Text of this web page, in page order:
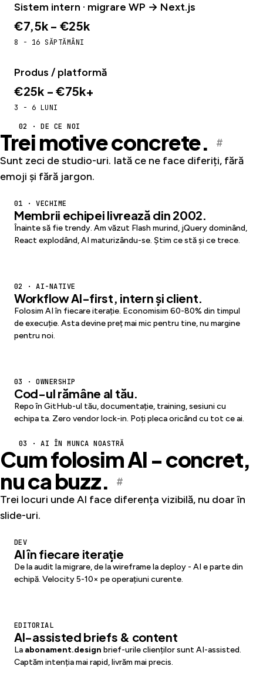
Sistem intern · migrare WP → Next.js
€7,5k - €25k
8 - 16 SĂPTĂMÂNI
Produs / platformă
€25k - €75k+
3 - 6 LUNI
02 · DE CE NOI
Trei motive concrete. #
Sunt zeci de studio-uri. Iată ce ne face diferiți, fără
emoji și fără jargon.
01 · VECHIME
Membrii echipei livrează din 2002.
Înainte să fie trendy. Am văzut Flash murind, jQuery dominând,
React explodând, AI maturizându-se. Știm ce stă și ce trece.
02 · AI-NATIVE
Workflow AI-first, intern și client.
Folosim AI în fiecare iterație. Economisim 60-80% din timpul
de execuție. Asta devine preț mai mic pentru tine, nu margine
pentru noi.
03 · OWNERSHIP
Cod-ul rămâne al tău.
Repo în GitHub-ul tău, documentație, training, sesiuni cu
echipa ta. Zero vendor lock-in. Poți pleca oricând cu tot ce ai.
03 · AI ÎN MUNCA NOASTRĂ
Cum folosim AI - concret,
nu ca buzz.
#
Trei locuri unde AI face diferența vizibilă, nu doar în
slide-uri.
DEV
AI în fiecare iterație
De la audit la migrare, de la wireframe la deploy - AI e parte din
echipă. Velocity 5-10× pe operațiuni curente.
EDITORIAL
AI-assisted briefs & content
La abonament.design brief-urile clienților sunt AI-assisted.
Captăm intenția mai rapid, livrăm mai precis.